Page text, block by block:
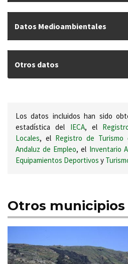
Datos Medioambientales
Otros datos
Los datos incluidos han sido
estadística del IECA, el
Locales, el Registro de Turismo
Andaluz de Empleo, el Inventario
Equipamientos Deportivos y
Otros municipios